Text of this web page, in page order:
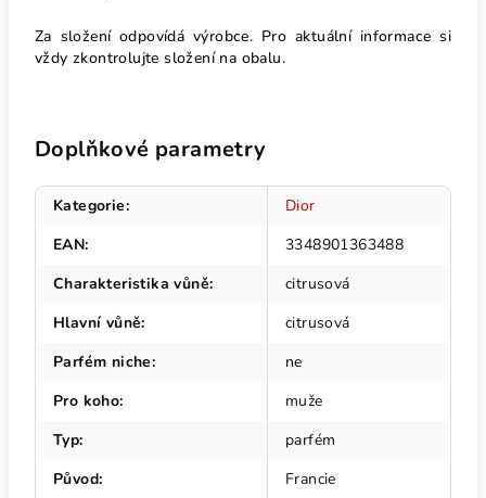
Za složení odpovídá výrobce. Pro aktuální informace si
vždy zkontrolujte složení na obalu.
Doplňkové parametry
Kategorie:
Dior
EAN:
3348901363488
Charakteristika vůně:
citrusová
Hlavní vůně:
citrusová
Parfém niche:
ne
Pro koho:
muže
Typ:
parfém
Původ:
Francie